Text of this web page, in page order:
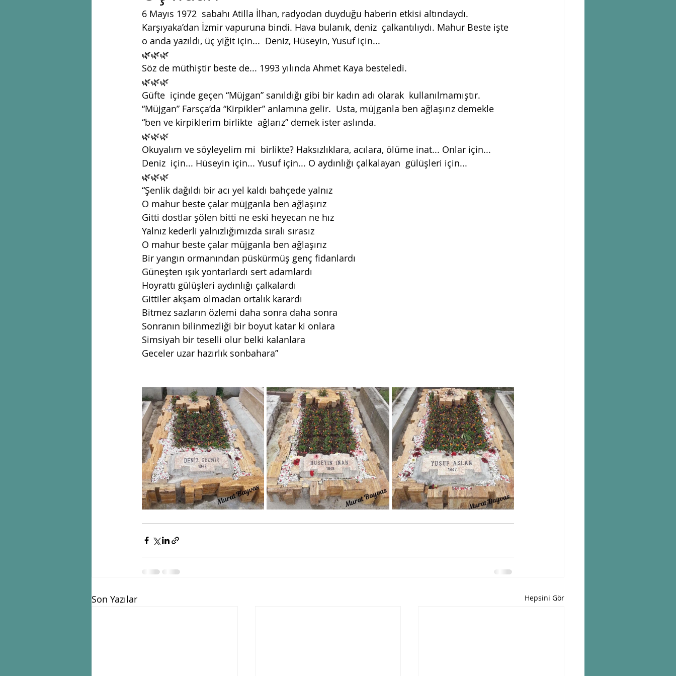
6 Mayıs 1972  sabahı Atilla İlhan, radyodan duyduğu haberin etkisi altındaydı.
Karşıyaka’dan İzmir vapuruna bindi. Hava bulanık, deniz  çalkantılıydı. Mahur Beste işte
o anda yazıldı, üç yiğit için...  Deniz, Hüseyin, Yusuf için...
🌿🌿🌿
Söz de müthiştir beste de... 1993 yılında Ahmet Kaya besteledi.
🌿🌿🌿
Güfte  içinde geçen “Müjgan” sanıldığı gibi bir kadın adı olarak  kullanılmamıştır.
“Müjgan” Farsça’da “Kirpikler” anlamına gelir.  Usta, müjganla ben ağlaşırız demekle
“ben ve kirpiklerim birlikte  ağlarız” demek ister aslında.
🌿🌿🌿
Okuyalım ve söyleyelim mi  birlikte? Haksızlıklara, acılara, ölüme inat... Onlar için...
Deniz  için... Hüseyin için... Yusuf için... O aydınlığı çalkalayan  gülüşleri için...
🌿🌿🌿
“Şenlik dağıldı bir acı yel kaldı bahçede yalnız
O mahur beste çalar müjganla ben ağlaşırız
Gitti dostlar şölen bitti ne eski heyecan ne hız
Yalnız kederli yalnızlığımızda sıralı sırasız
O mahur beste çalar müjganla ben ağlaşırız
Bir yangın ormanından püskürmüş genç fidanlardı
Güneşten ışık yontarlardı sert adamlardı
Hoyrattı gülüşleri aydınlığı çalkalardı
Gittiler akşam olmadan ortalık karardı
Bitmez sazların özlemi daha sonra daha sonra
Sonranın bilinmezliği bir boyut katar ki onlara
Simsiyah bir teselli olur belki kalanlara
Geceler uzar hazırlık sonbahara”
Son Yazılar Hepsini Gör